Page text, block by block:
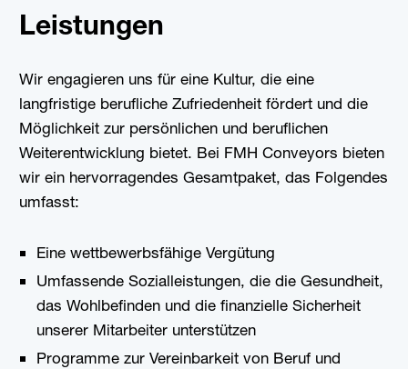
Leistungen
Wir engagieren uns für eine Kultur, die eine
langfristige berufliche Zufriedenheit fördert und die
Möglichkeit zur persönlichen und beruflichen
Weiterentwicklung bietet. Bei FMH Conveyors bieten
wir ein hervorragendes Gesamtpaket, das Folgendes
umfasst:
Eine wettbewerbsfähige Vergütung
Umfassende Sozialleistungen, die die Gesundheit,
das Wohlbefinden und die finanzielle Sicherheit
unserer Mitarbeiter unterstützen
Programme zur Vereinbarkeit von Beruf und